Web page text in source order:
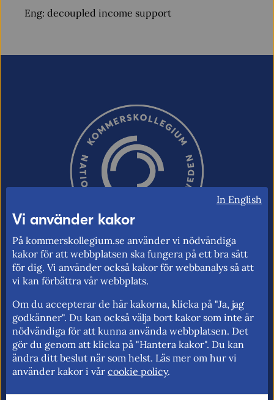
Eng: decoupled income support
Kommerskollegium – Sveriges myndighet
för utrikeshandel, EU:s inre marknad och
handelspolitik. Vi verkar för frihandel och
för fri rörlighet på EU:s inre marknad.
In English
Vi använder kakor
På kommerskollegium.se använder vi nödvändiga
kakor för att webbplatsen ska fungera på ett bra sätt
för dig. Vi använder också kakor för webbanalys så att
vi kan förbättra vår webbplats.
Om du accepterar de här kakorna, klicka på "Ja, jag
godkänner". Du kan också välja bort kakor som inte är
nödvändiga för att kunna använda webbplatsen. Det
gör du genom att klicka på "Hantera kakor". Du kan
ändra ditt beslut när som helst. Läs mer om hur vi
använder kakor i vår cookie policy.